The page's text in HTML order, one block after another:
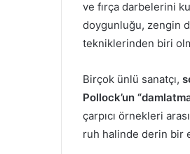
ve fırça darbelerini
doygunluğu, zengin
tekniklerinden biri
Birçok ünlü sanatçı,
Pollock’un
çarpıcı örnekleri
ruh halinde derin bir